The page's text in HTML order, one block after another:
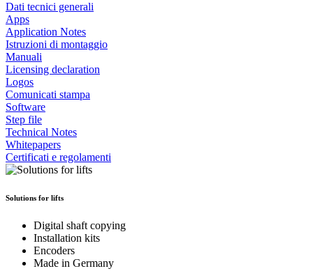
Dati tecnici generali
Apps
Application Notes
Istruzioni di montaggio
Manuali
Licensing declaration
Logos
Comunicati stampa
Software
Step file
Technical Notes
Whitepapers
Certificati e regolamenti
Solutions for lifts
Digital shaft copying
Installation kits
Encoders
Made in Germany